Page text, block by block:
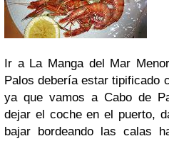
Ir a La Manga del Mar
Palos debería estar tipificado
ya que vamos a Cabo de
dejar el coche en el puerto,
bajar bordeando las calas